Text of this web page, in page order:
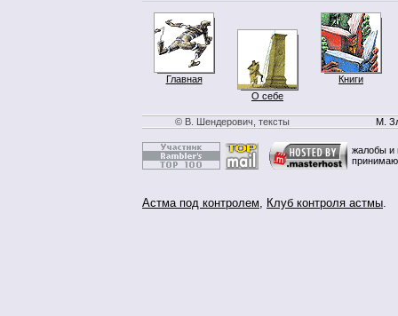
Главная
О себе
Книги
© В. Шендерович, тексты М.
жалобы и
Астма под контролем, Клуб контроля астмы.